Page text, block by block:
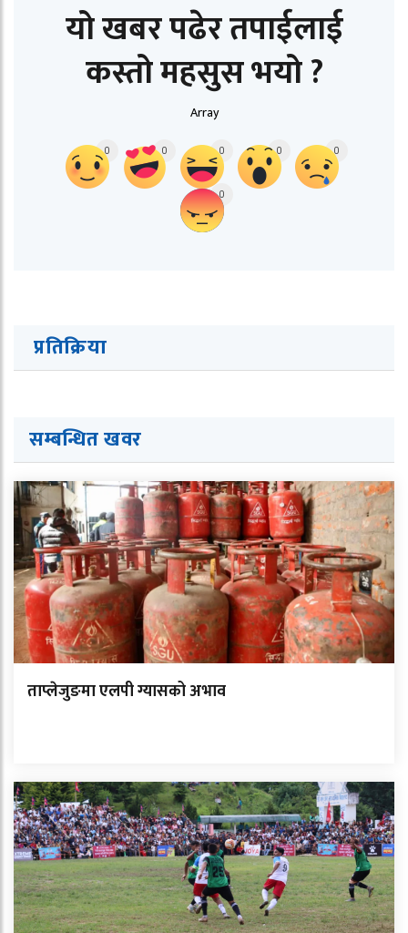
यो खबर पढेर तपाईलाई
कस्तो महसुस भयो ?
Array
0 0 0 0 0
0
प्रतिक्रिया
सम्बन्धित खवर
ताप्लेजुङमा एलपी ग्यासको अभाव